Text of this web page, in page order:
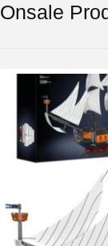
Onsale